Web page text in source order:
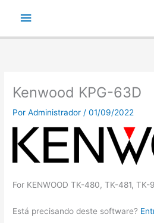
Menu
principal
Kenwood KPG-63D
PorAdministrador /01/09/2022
For KENWOOD TK-480, TK-481, TK-
Está precisando deste software?